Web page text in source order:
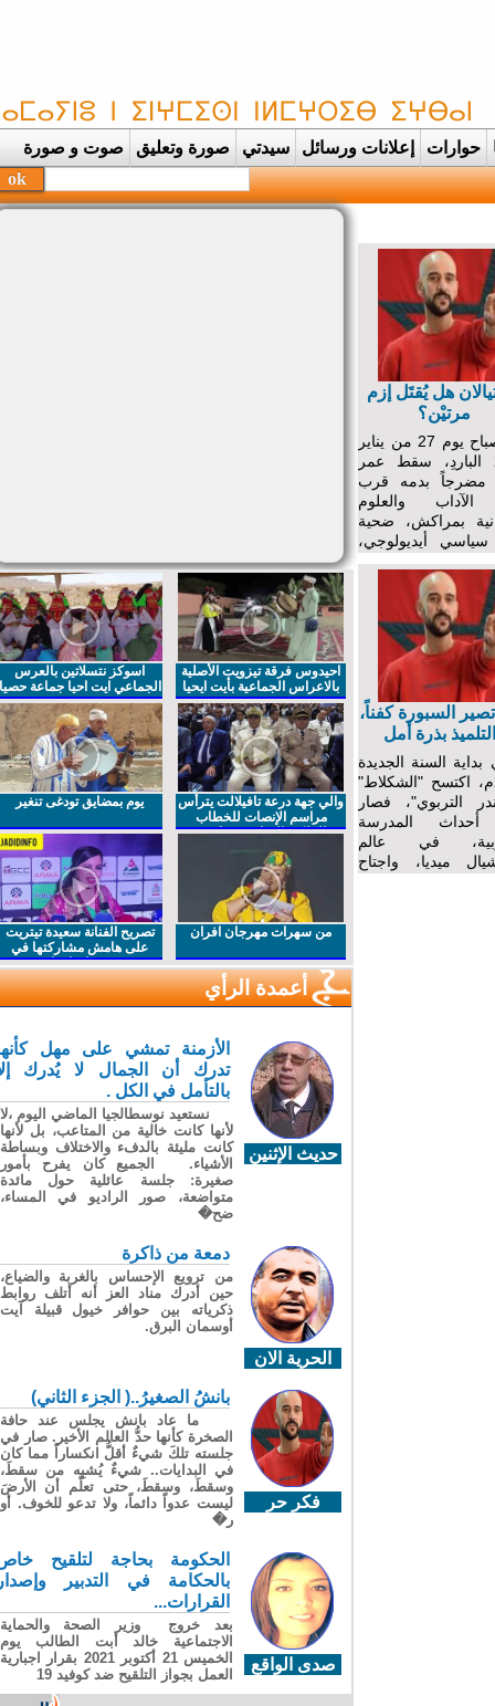
حوارات إعلانات ورسائل سيدتي صورة وتعليق صوت و صورة
هل يُقتَل إزم
مرتيْن؟
في صباح يوم 27 من يناير
الباردِ، سقط عمر
بدمه قرب
والعلوم
بمراكش، ضحية
أيديولوجي،
الصراعات
وكان موتُ ذلك
لصراع طويل
تصارع التهميش
السبورة كفناً،
بذرة أمل
السنة الجديدة
اكتسح "الشكلاط"
التربوي"، فصار
المدرسة
في عالم
ميديا، واجتاح
احيدوس فرقة تيزويت الأصلية
بالاعراس الجماعية بأيت ايحيا
اسوكز نتسلاتين بالعرس
الجماعي ايت احيا جماعة حصيا
والي جهة درعة تافيلالت يترأس
مراسم الإنصات للخطاب
الملكي السامي بمناسبة
يوم بمضايق تودغى تنغير
من سهرات مهرجان افران
تصريح الفنانة سعيدة تيتريت
على هامش مشاركتها في
مهرجان افران
أعمدة الرأي
حديث الإثنين
الأزمنة تمشي على مهل كأنها
تدرك أن الجمال لا يُدرك إلا
بالتأمل في الكل .
نستعيد نوسطالجيا الماضي اليوم ،لا
لأنها كانت خالية من المتاعب، بل لأنها
كانت مليئة بالدفء والاختلاف وبساطة
الأشياء. الجميع كان يفرح بأمور
صغيرة: جلسة عائلية حول مائدة
متواضعة، صور الراديو في المساء،
ضح�
الحرية الان
دمعة من ذاكرة
من ترويع الإحساس بالغربة والضياع،
حين أدرك مناد العز أنه أتلف روابط
ذكرياته بين حوافر خيول قبيلة آيت
أوسمان البرق.
فكر حر
بانشُ الصغيرُ..( الجزء الثاني)
ما عاد بانش يجلس عند حافة
الصخرة كأنها حدُّ العالم الأخير. صار في
جلسته تلكَ شيءٌ أقلُّ انكساراً مما كان
في البدايات.. شيءٌ يُشبِه من سقطَ،
وسقطَ، وسقطَ، حتى تعلّم أن الأرضَ
ليست عدواً دائماً، ولا تدعو للخوف. أو
ر�
صدى الواقع
الحكومة بحاجة لتلقيح خاص
بالحكامة في التدبير وإصدار
القرارات...
بعد خروج وزير الصحة والحماية
الاجتماعية خالد أبت الطالب يوم
الخميس 21 أكتوبر 2021 بقرار اجبارية
العمل بجواز التلقيح ضد كوفيد 19